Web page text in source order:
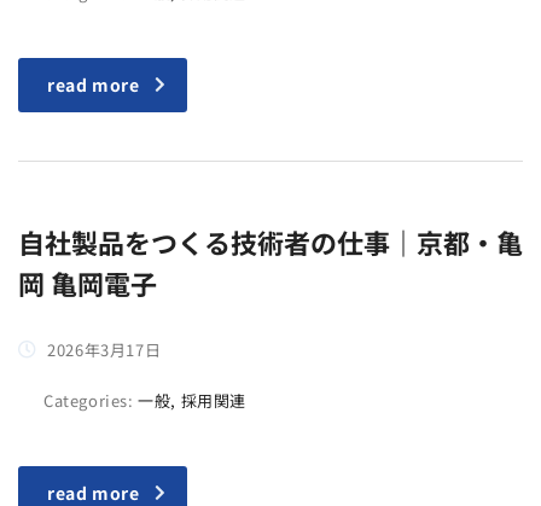
read more
自社製品をつくる技術者の仕事｜京都・亀
岡 亀岡電子
2026年3月17日
Categories:一般, 採用関連
read more